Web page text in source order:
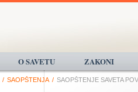
O SAVETU ZAKONI
/ SAOPŠTENJA / SAOPŠTENJE SAVETA